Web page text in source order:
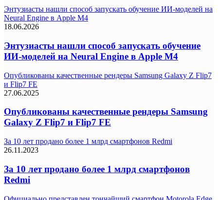
Энтузиасты нашли способ запускать обучение ИИ-моделей на
Neural Engine в Apple M4
18.06.2026
Энтузиасты нашли способ запускать обучение
ИИ-моделей на Neural Engine в Apple M4
Опубликованы качественные рендеры Samsung Galaxy Z Flip7
и Flip7 FE
27.06.2025
Опубликованы качественные рендеры Samsung
Galaxy Z Flip7 и Flip7 FE
За 10 лет продано более 1 млрд смартфонов Redmi
26.11.2023
За 10 лет продано более 1 млрд смартфонов
Redmi